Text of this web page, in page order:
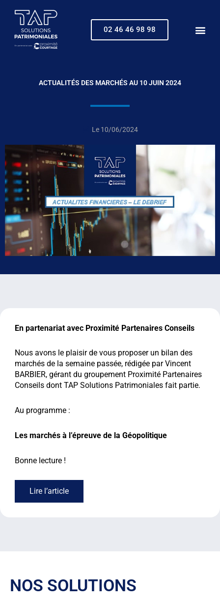
contenu
02 46 46 98 98
ACTUALITÉS DES MARCHÉS AU 10 JUIN 2024
Le 10/06/2024
En partenariat avec Proximité Partenaires Conseils
Nous avons le plaisir de vous proposer un bilan des
marchés de la semaine passée, rédigée par Vincent
BARBIER, gérant du groupement Proximité Partenaires
Conseils dont TAP Solutions Patrimoniales fait partie.
Au programme :
Les marchés à l’épreuve de la Géopolitique
Bonne lecture !
Lire l’article
NOS SOLUTIONS